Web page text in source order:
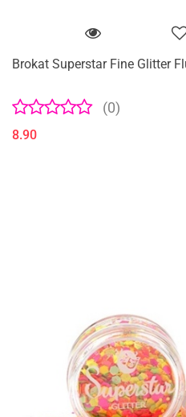
Brokat Superstar Fine Glitter
(0)
8.90